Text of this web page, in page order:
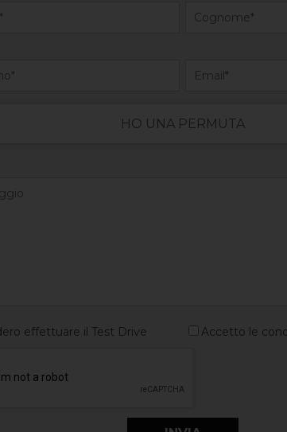
HO UNA PERMUTA
effettuare il Test Drive Accetto le